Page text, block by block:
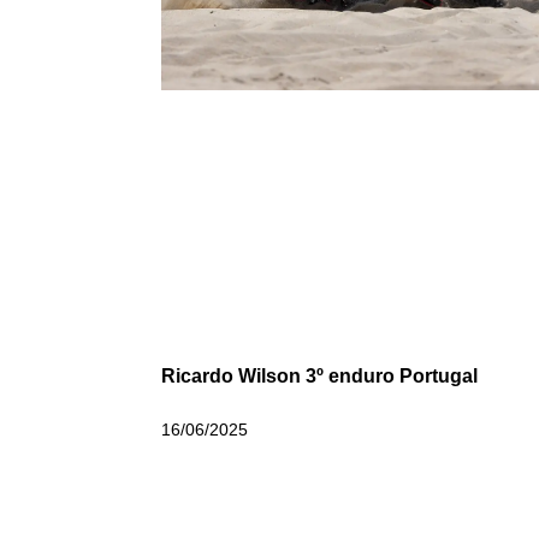
Ricardo Wilson 3º enduro Portugal
16/06/2025